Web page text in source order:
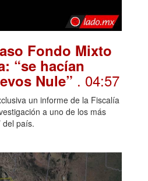
Fondo Mixto
“se hacían
Nule” . 04:57
un informe de la Fiscalía
a uno de los más
del país.